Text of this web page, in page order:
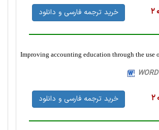
خرید ترجمه فارسی و دانلود
Improving accounting education through the use
خرید ترجمه فارسی و دانلود